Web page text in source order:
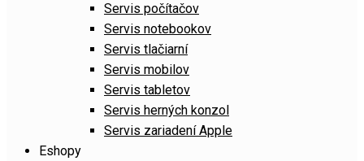
Servis počítačov
Servis notebookov
Servis tlačiarní
Servis mobilov
Servis tabletov
Servis herných konzol
Servis zariadení Apple
Eshopy